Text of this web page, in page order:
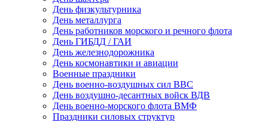
День физкультурника
День металлурга
День работников морского и речного флота
День ГИБДД / ГАИ
День железнодорожника
День космонавтики и авиации
Военные праздники
День военно-воздушных сил ВВС
День воздушно-десантных войск ВДВ
День военно-морского флота ВМФ
Праздники силовых структур